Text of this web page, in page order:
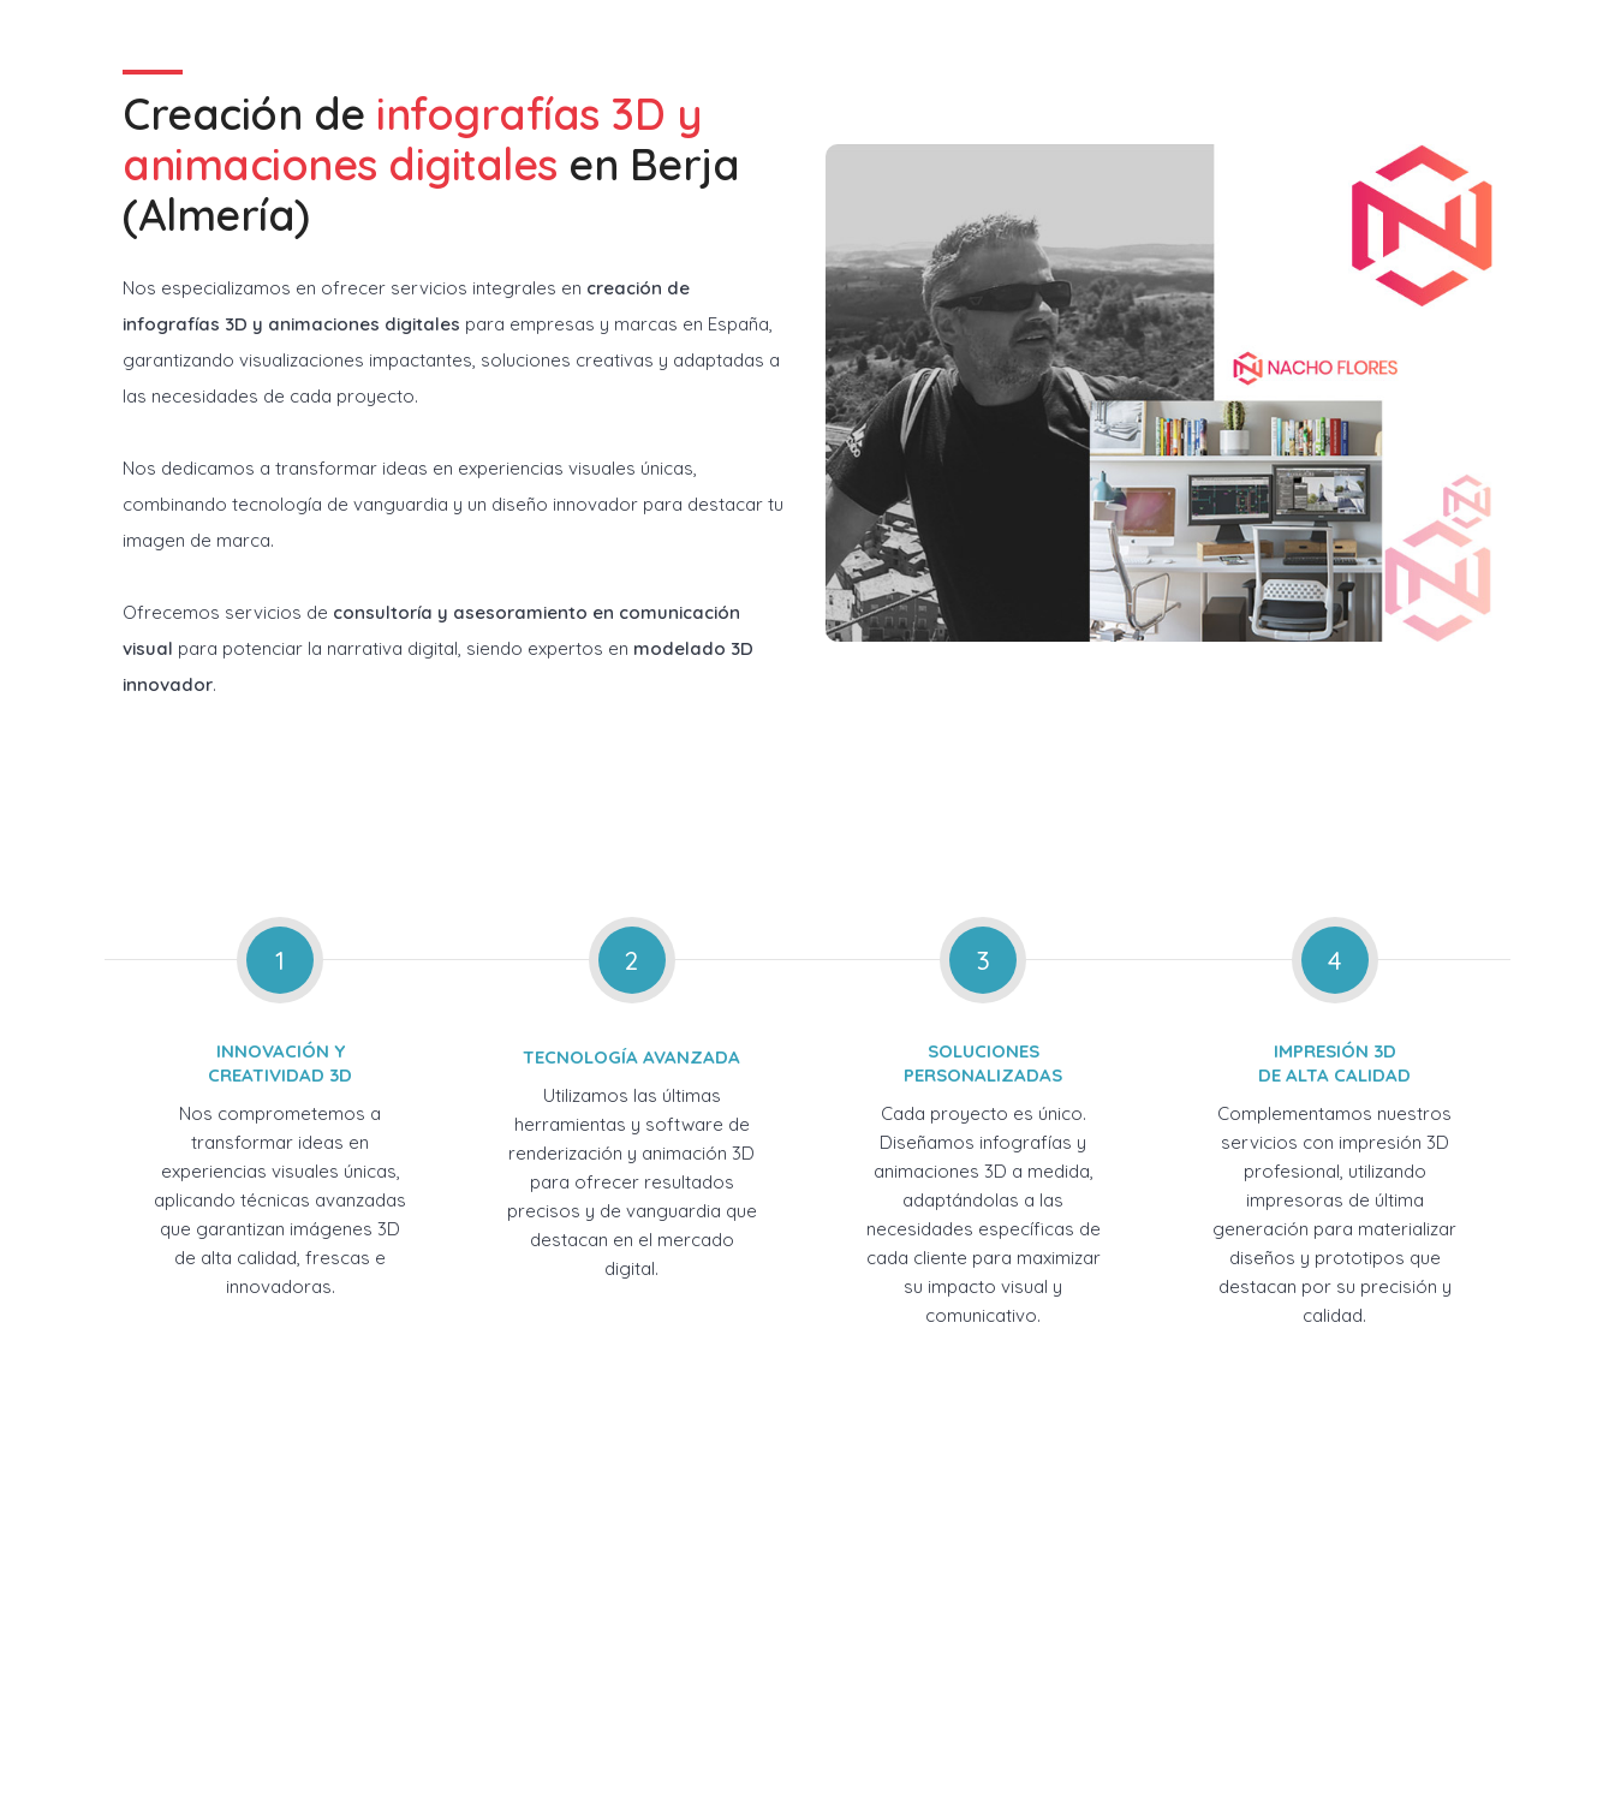
Creación de infografías 3D y
animaciones digitales en Berja
(Almería)
Nos especializamos en ofrecer servicios integrales en creación de
infografías 3D y animaciones digitales para empresas y marcas en España,
garantizando visualizaciones impactantes, soluciones creativas y adaptadas a
las necesidades de cada proyecto.
Nos dedicamos a transformar ideas en experiencias visuales únicas,
combinando tecnología de vanguardia y un diseño innovador para destacar tu
imagen de marca.
Ofrecemos servicios de consultoría y asesoramiento en comunicación
visual para potenciar la narrativa digital, siendo expertos en modelado 3D
innovador.
1
INNOVACIÓN Y
CREATIVIDAD 3D
Nos comprometemos a
transformar ideas en
experiencias visuales únicas,
aplicando técnicas avanzadas
que garantizan imágenes 3D
de alta calidad, frescas e
innovadoras.
2
TECNOLOGÍA AVANZADA
Utilizamos las últimas
herramientas y software de
renderización y animación 3D
para ofrecer resultados
precisos y de vanguardia que
destacan en el mercado
digital.
3
SOLUCIONES
PERSONALIZADAS
Cada proyecto es único.
Diseñamos infografías y
animaciones 3D a medida,
adaptándolas a las
necesidades específicas de
cada cliente para maximizar
su impacto visual y
comunicativo.
4
IMPRESIÓN 3D
DE ALTA CALIDAD
Complementamos nuestros
servicios con impresión 3D
profesional, utilizando
impresoras de última
generación para materializar
diseños y prototipos que
destacan por su precisión y
calidad.